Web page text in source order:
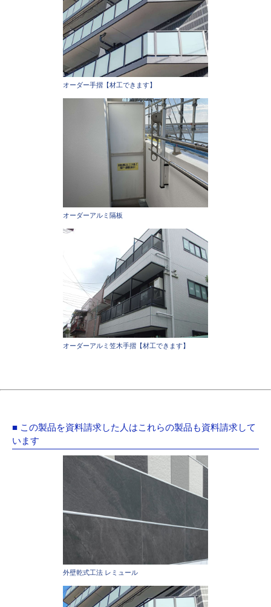
オーダー手摺【材工できます】
オーダーアルミ隔板
オーダーアルミ笠木手摺【材工できます】
■ この製品を資料請求した人はこれらの製品も資料請求して
います
外壁乾式工法 レミュール